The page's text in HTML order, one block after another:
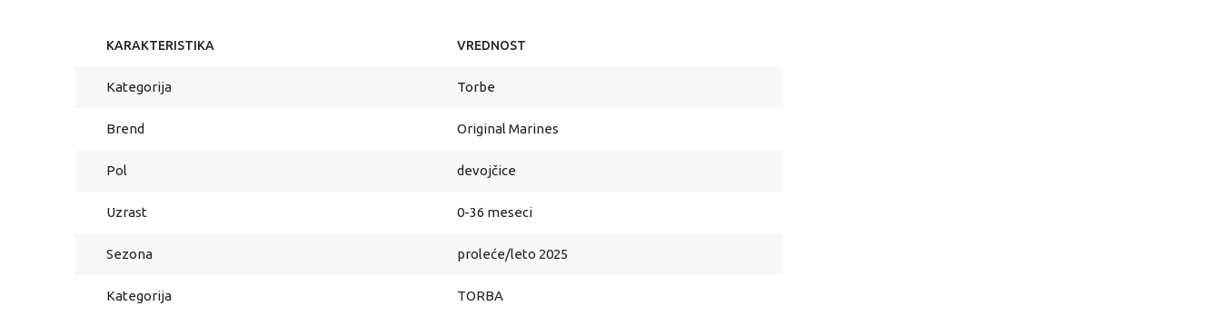
KARAKTERISTIKA VREDNOST
Kategorija Torbe
Brend Original Marines
Pol devojčice
Uzrast 0-36 meseci
Sezona proleće/leto 2025
Kategorija TORBA